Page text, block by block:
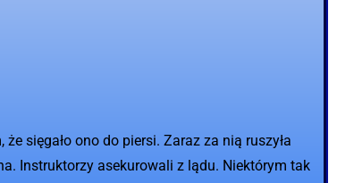
sięgało ono do piersi. Zaraz za nią ruszyła
Instruktorzy asekurowali z lądu. Niektórym tak